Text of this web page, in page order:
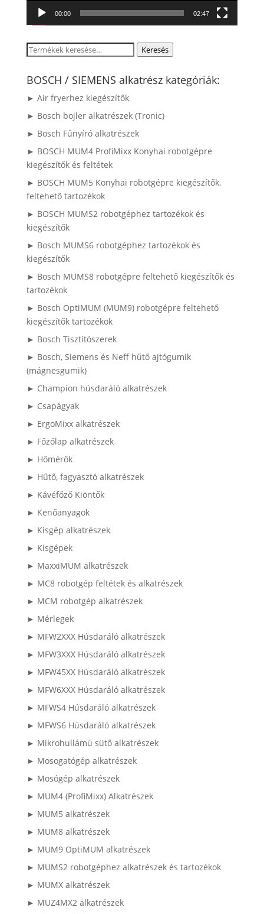
00:00 02:47
Keresés
következőre:
Keresés
BOSCH / SIEMENS alkatrész kategóriák:
► Air fryerhez kiegészítők
► Bosch bojler alkatrészek (Tronic)
► Bosch Fűnyíró alkatrészek
► BOSCH MUM4 ProfiMixx Konyhai robotgépre
kiegészítők és feltétek
► BOSCH MUM5 Konyhai robotgépre kiegészítők,
feltehető tartozékok
► BOSCH MUMS2 robotgéphez tartozékok és
kiegészítők
► Bosch MUMS6 robotgéphez tartozékok és
kiegészítők
► Bosch MUMS8 robotgépre feltehető kiegészítők és
tartozékok
► Bosch OptiMUM (MUM9) robotgépre feltehető
kiegészítők tartozékok
► Bosch Tisztítószerek
► Bosch, Siemens és Neff hűtő ajtógumik
(mágnesgumik)
► Champion húsdaráló alkatrészek
► Csapágyak
► ErgoMixx alkatrészek
► Főzőlap alkatrészek
► Hőmérők
► Hűtő, fagyasztó alkatrészek
► Kávéfőző Kiöntők
► Kenőanyagok
► Kisgép alkatrészek
► Kisgépek
► MaxxiMUM alkatrészek
► MC8 robotgép feltétek és alkatrészek
► MCM robotgép alkatrészek
► Mérlegek
► MFW2XXX Húsdaráló alkatrészek
► MFW3XXX Húsdaráló alkatrészek
► MFW45XX Húsdaráló alkatrészek
► MFW6XXX Húsdaráló alkatrészek
► MFWS4 Húsdaráló alkatrészek
► MFWS6 Húsdaráló alkatrészek
► Mikrohullámú sütő alkatrészek
► Mosogatógép alkatrészek
► Mosógép alkatrészek
► MUM4 (ProfiMixx) Alkatrészek
► MUM5 alkatrészek
► MUM8 alkatrészek
► MUM9 OptiMUM alkatrészek
► MUMS2 robotgéphez alkatrészek és tartozékok
► MUMX alkatrészek
► MUZ4MX2 alkatrészek